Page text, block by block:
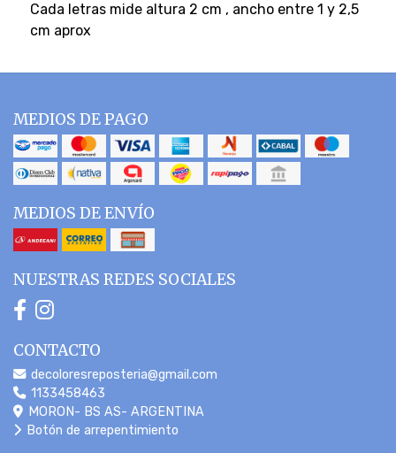
Cada letras mide altura 2 cm , ancho entre 1 y 2,5
cm aprox
MEDIOS DE PAGO
MEDIOS DE ENVÍO
NUESTRAS REDES SOCIALES
CONTACTO
decoloresreposteria@gmail.com
1133458463
MORON- BS AS- ARGENTINA
Botón de arrepentimiento